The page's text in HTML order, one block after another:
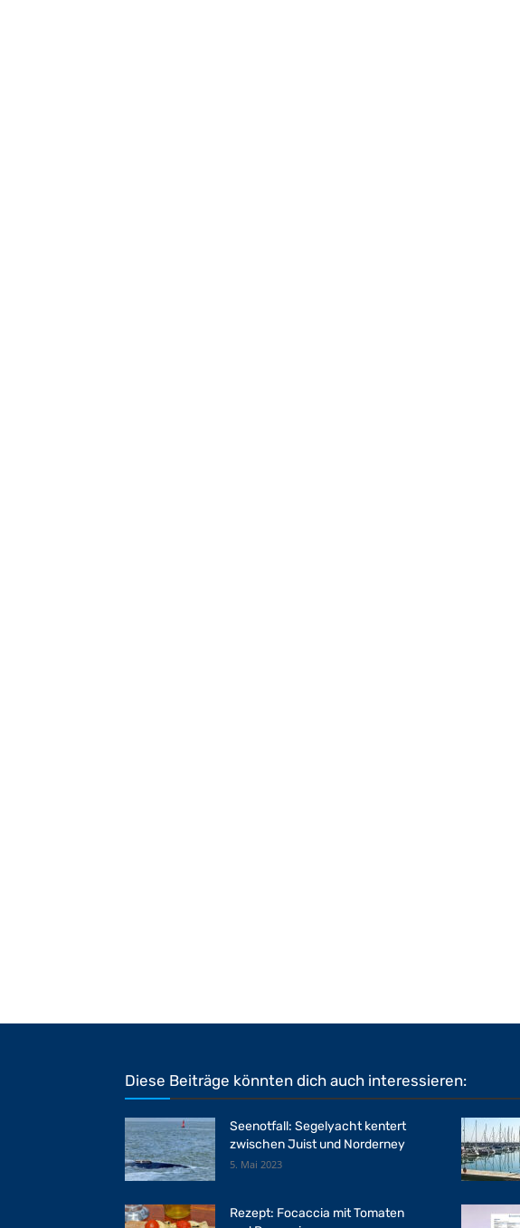
Diese Beiträge könnten dich auch interessieren:
Seenotfall: Segelyacht kentert
zwischen Juist und Norderney
5. Mai 2023
Rezept: Focaccia mit Tomaten